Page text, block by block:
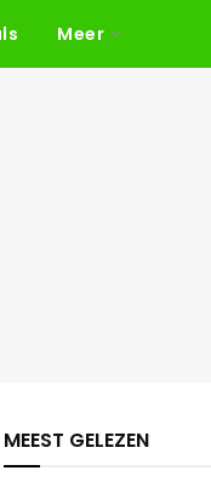
Meer
MEEST GELEZEN